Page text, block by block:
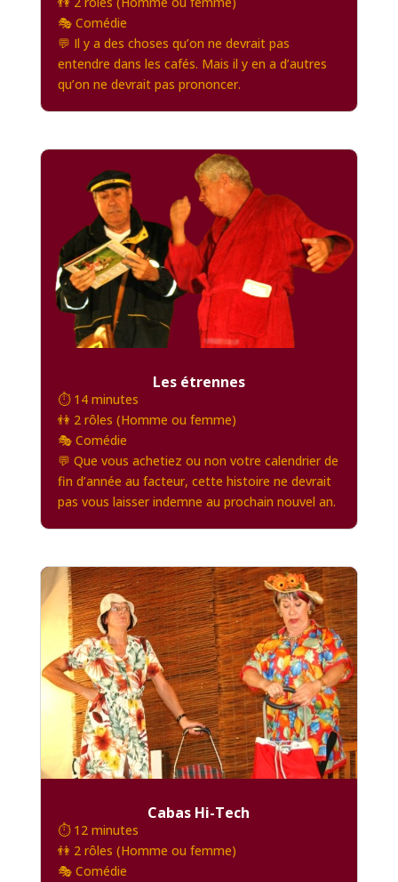
🎭 Comédie
💬 Il y a des choses qu’on ne devrait pas
entendre dans les cafés. Mais il y en a d’autres
qu’on ne devrait pas prononcer.
Les étrennes
⏱️ 14 minutes
👫 2 rôles (Homme ou femme)
🎭 Comédie
💬 Que vous achetiez ou non votre calendrier de
fin d’année au facteur, cette histoire ne devrait
pas vous laisser indemne au prochain nouvel an.
Cabas Hi-Tech
⏱️ 12 minutes
👫 2 rôles (Homme ou femme)
🎭 Comédie